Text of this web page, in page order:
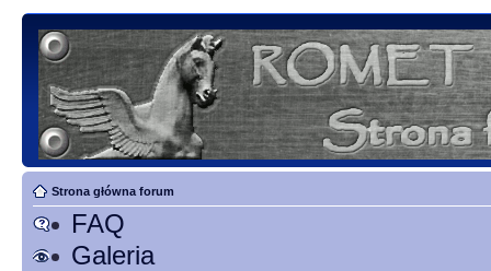
Strona główna forum
FAQ
Galeria